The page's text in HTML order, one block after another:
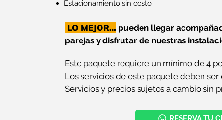
Estacionamiento sin costo
LO MEJOR… pueden llegar
parejas y disfrutar de nuestras
Este paquete requiere un mínimo de 4
Los servicios de este paquete deben ser
Servicios y precios sujetos a cambio sin
RESERVA TU